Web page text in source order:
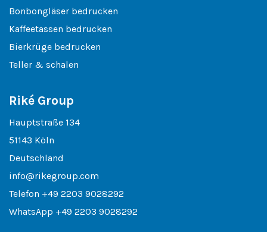
Bonbongläser bedrucken
Kaffeetassen bedrucken
Bierkrüge bedrucken
Teller & schalen
Riké Group
Hauptstraße 134
51143 Köln
Deutschland
info@rikegroup.com
Telefon +49 2203 9028292
WhatsApp +49 2203 9028292